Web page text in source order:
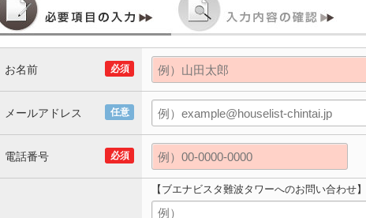
必須
お名前
任意
メールアドレス
必須
電話番号
【ブエナビスタ難波タワーへのお問い合わせ】